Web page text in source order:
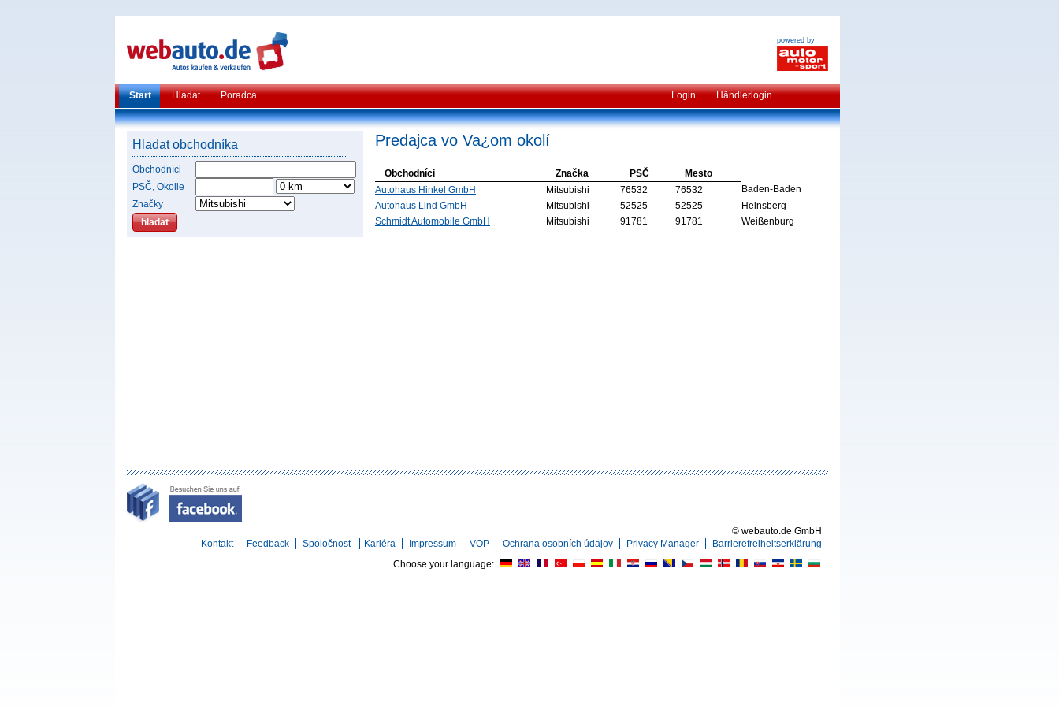
powered by
Start Hladat Poradca Login Händlerlogin
Hladat obchodníka
Obchodníci
PSČ, Okolie
Značky
Predajca vo Va¿om okolí
Obchodníci Značka PSČ
Mesto
Autohaus Hinkel GmbH
Mitsubishi 76532 76532
Baden-Baden
Autohaus Lind GmbH
Mitsubishi 52525 52525
Heinsberg
Schmidt Automobile GmbH
Mitsubishi 91781 91781 Weißenburg
© webauto.de GmbH
Kontakt
Feedback Spoločnost Kariéra Impressum VOP Ochrana osobních údajov Privacy Manager
Barrierefreiheitserklärung
Choose your language: